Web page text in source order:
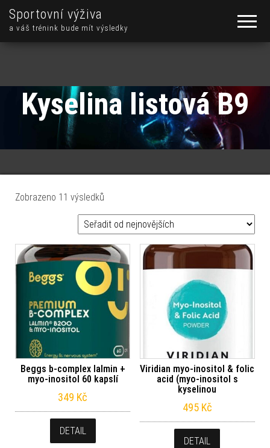
Sportovní výživa
a váš trénink bude mít výsledky
Kyselina listová B9
Zobrazeno 11 výsledků
Beggs b-complex lalmin +
myo-inositol 60 kapslí
349 Kč
DETAIL
Viridian myo-inositol & folic
acid (myo-inositol s
kyselinou
495 Kč
DETAIL